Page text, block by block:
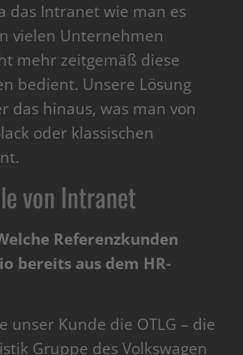
das Intranet wie man es
vielen Unternehmen
mehr zeitgemäß diese
bedient. Unsere Lösung
das hinaus, was man von
oder klassischen
von Intranet
Referenzkunden
bereits aus dem HR-
unser Kunde die OTLG – die
Gruppe des Volkswagen